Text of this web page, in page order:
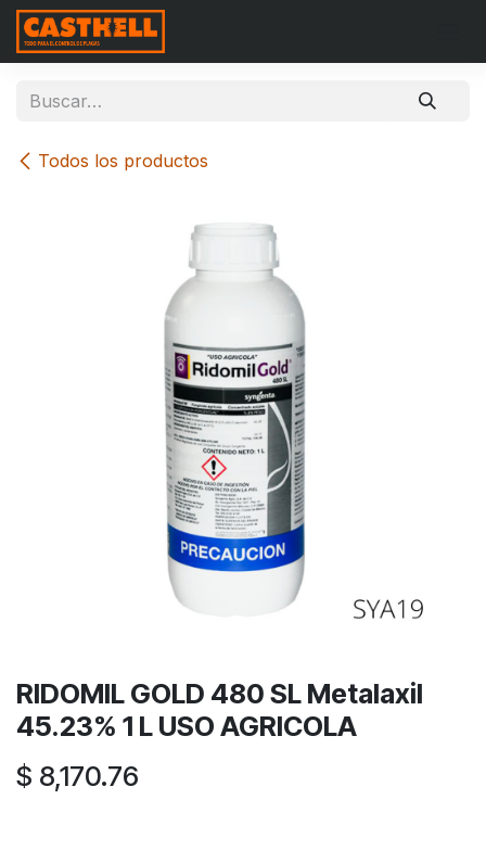
Ir al contenido
Todos los productos
RIDOMIL GOLD 480 SL Metalaxil
45.23% 1 L USO AGRICOLA
$ 8,170.76